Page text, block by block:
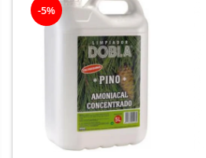
-5%